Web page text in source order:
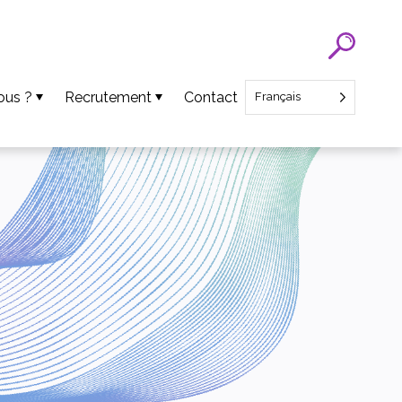
? Recrutement
Recrutement CEO Startup
Contact Français